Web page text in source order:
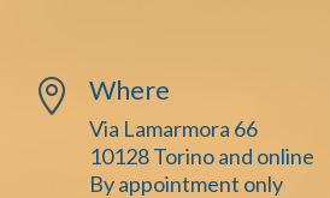
 Where
Via Lamarmora 66
10128 Torino and online
By appointment only